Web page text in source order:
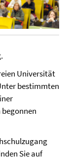
.
Universität
bestimmten
Sie auf